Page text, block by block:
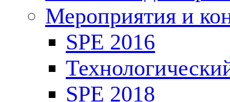
Мероприятия и
SPE 2016
SPE 2018